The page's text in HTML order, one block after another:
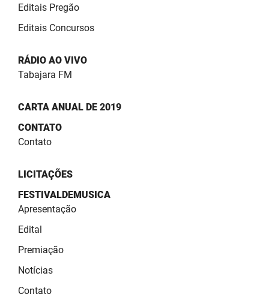
Editais Pregão
Editais Concursos
RÁDIO AO VIVO
Tabajara FM
CARTA ANUAL DE 2019
CONTATO
Contato
LICITAÇÕES
FESTIVALDEMUSICA
Apresentação
Edital
Premiação
Notícias
Contato